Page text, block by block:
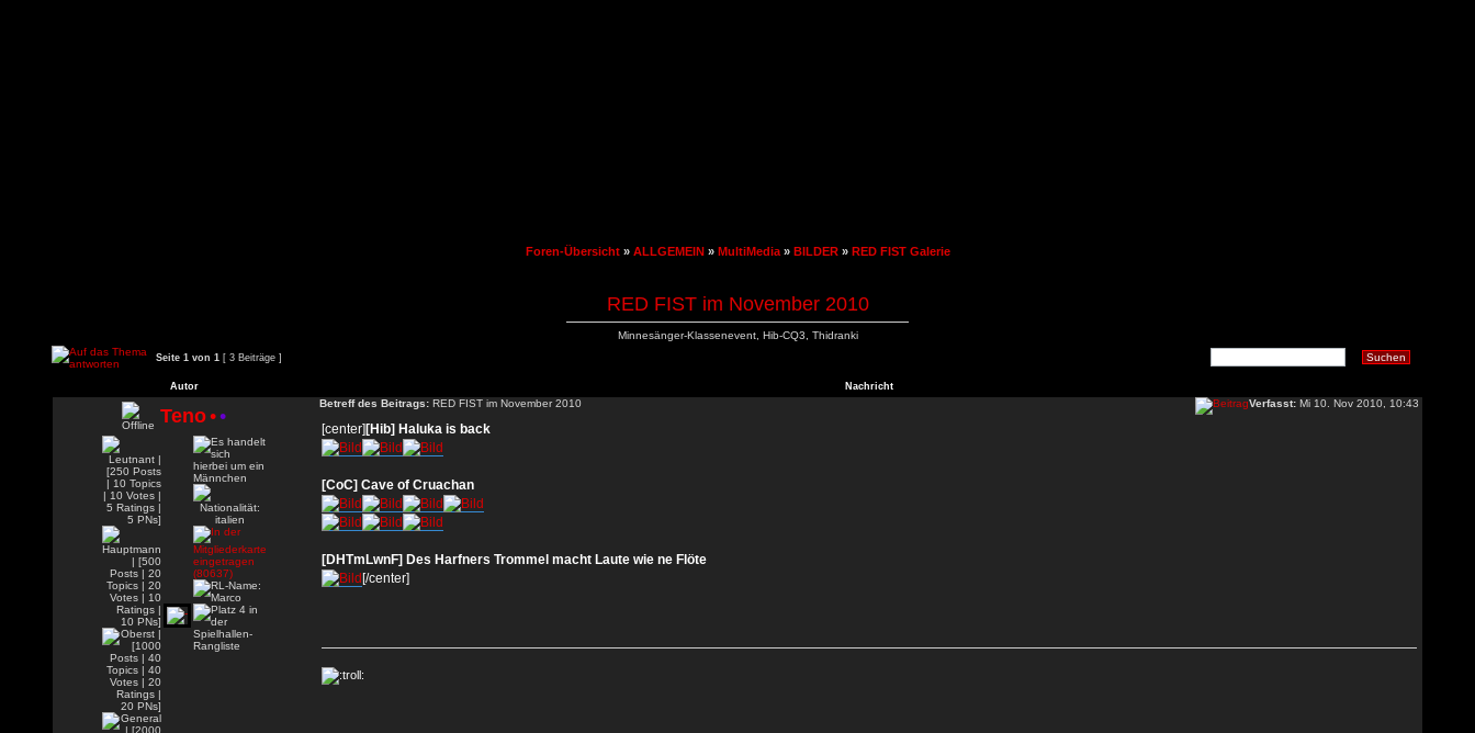
Foren-Übersicht» ALLGEMEIN» MultiMedia» BILDER» RED FIST Galerie
RED FIST im November 2010
Minnesänger-Klassenevent, Hib-CQ3, Thidranki
Seite 1 von 1 [ 3 Beiträge ]
Autor Nachricht
Teno••
Betreff des Beitrags: RED FIST im November 2010 Verfasst: Mi 10. Nov 2010, 10:43
[center] [Hib] Haluka is back
[CoC] Cave of Cruachan
[DHTmLwnF] Des Harfners Trommel macht Laute wie ne Flöte
[/center]